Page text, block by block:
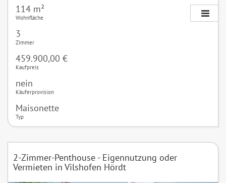
114 m²
Wohnfläche
3
Zimmer
459.900,00 €
Kaufpreis
nein
Käuferprovision
Maisonette
Typ
2-Zimmer-Penthouse - Eigennutzung oder
Vermieten in Vilshofen Hördt